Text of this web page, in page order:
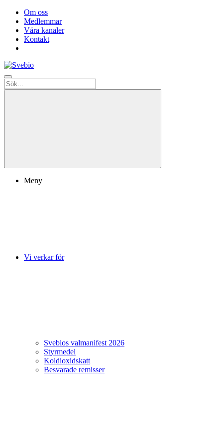
Om oss
Medlemmar
Våra kanaler
Kontakt
Meny
Vi verkar för
Svebios valmanifest 2026
Styrmedel
Koldioxidskatt
Besvarade remisser